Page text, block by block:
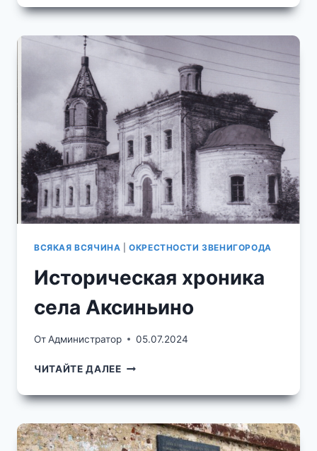
ЗВЕНИГОРОДСКИЙ
ВСЯКАЯ ВСЯЧИНА |ОКРЕСТНОСТИ ЗВЕНИГОРОДА
Историческая хроника
села Аксиньино
ОтАдминистратор 05.07.2024
ЧИТАЙТЕ ДАЛЕЕИСТОРИЧЕСКАЯ
СЕЛА